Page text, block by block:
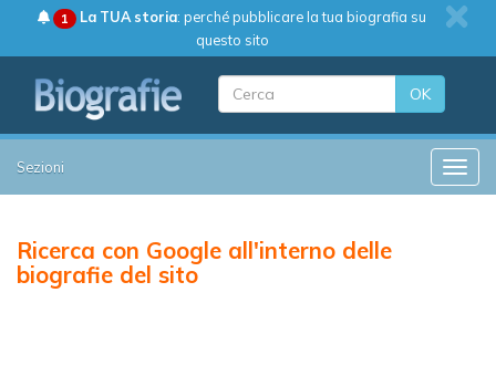
1 La TUA storia: perché pubblicare la tua biografia su
questo sito
OK
Sezioni
Ricerca con Google all'interno delle
biografie del sito